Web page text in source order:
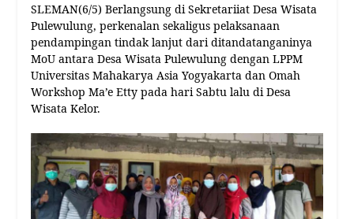
SLEMAN(6/5) Berlangsung di Sekretariiat Desa Wisata
Pulewulung, perkenalan sekaligus pelaksanaan
pendampingan tindak lanjut dari ditandatanganinya
MoU antara Desa Wisata Pulewulung dengan LPPM
Universitas Mahakarya Asia Yogyakarta dan Omah
Workshop Ma’e Etty pada hari Sabtu lalu di Desa
Wisata Kelor.